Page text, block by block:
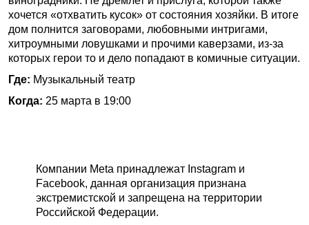
хочется «отхватить кусок» от состояния хозяйки. В итоге
дом полнится заговорами, любовными интригами,
хитроумными ловушками и прочими каверзами, из-за
которых герои то и дело попадают в комичные ситуации.
Где: Музыкальный театр
Когда: 25 марта в 19:00
Компании Meta принадлежат Instagram и
Facebook, данная организация признана
экстремистской и запрещена на территории
Российской Федерации.